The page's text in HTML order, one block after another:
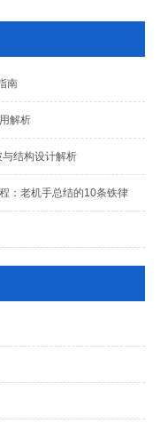
南
解析
结构设计解析
：老机手总结的10条铁律